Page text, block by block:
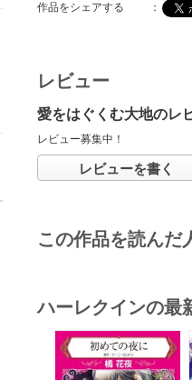
作品をシェアする ：
レビュー
愛をはぐくむ大地のレ
レビュー募集中！
レビューを書く
この作品を読んだ
ハーレクインの最